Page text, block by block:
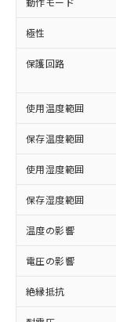
極性
保護回路
使用温度範囲
保存温度範囲
使用湿度範囲
保存湿度範囲
温度の影響
電圧の影響
絶縁抵抗
ご利
以下の
ご利用く
本
商
(
当
本
こ
在
記
タ
対応
非含有
対応予定
有に対応
対応予定
非含有
定はあり
調査・
非含有の
非該当品
害物質有
仕入先様
いたもの
*EU RoHS
鉛(Pb)
※1 中
「○」：
基準値
「×」：
基準値を
「－」：
い合わせ
*中国
当
為
（
ま